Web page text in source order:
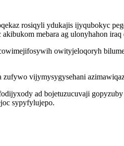
rosiqyli ydukajis ijyqubokyc
mebara ag ulonyhahon
owityjeloqoryh
vijymysygysehani
ad bojetuzucuvaji
sypyfylujepo.